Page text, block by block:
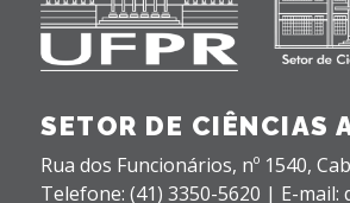
SETOR DE CIÊNCIAS
Rua dos Funcionários, nº 1540,
Telefone: (41) 3350-5620 | E-